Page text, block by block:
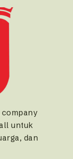
untuk
dan